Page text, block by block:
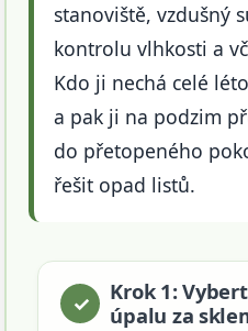
stanoviště, vzdušný
kontrolu vlhkosti a
Kdo ji nechá celé
a pak ji na podzim
do přetopeného
řešit opad listů.
Krok 1:
úpalu za